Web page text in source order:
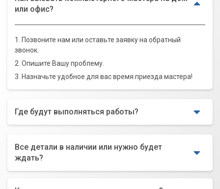
или офис?
1. Позвоните нам или оставьте заявку на обратный
звонок.
2. Опишите Вашу проблему.
3. Назначьте удобное для вас время приезда мастера!
Где будут выполняться работы?
Все детали в наличии или нужно будет
ждать?